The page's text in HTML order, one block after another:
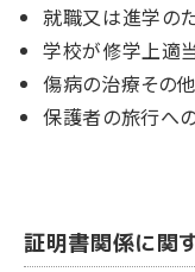
就職又は進学の
学校が修学上適
傷病の治療その
保護者の旅行へ
証明書関係に関